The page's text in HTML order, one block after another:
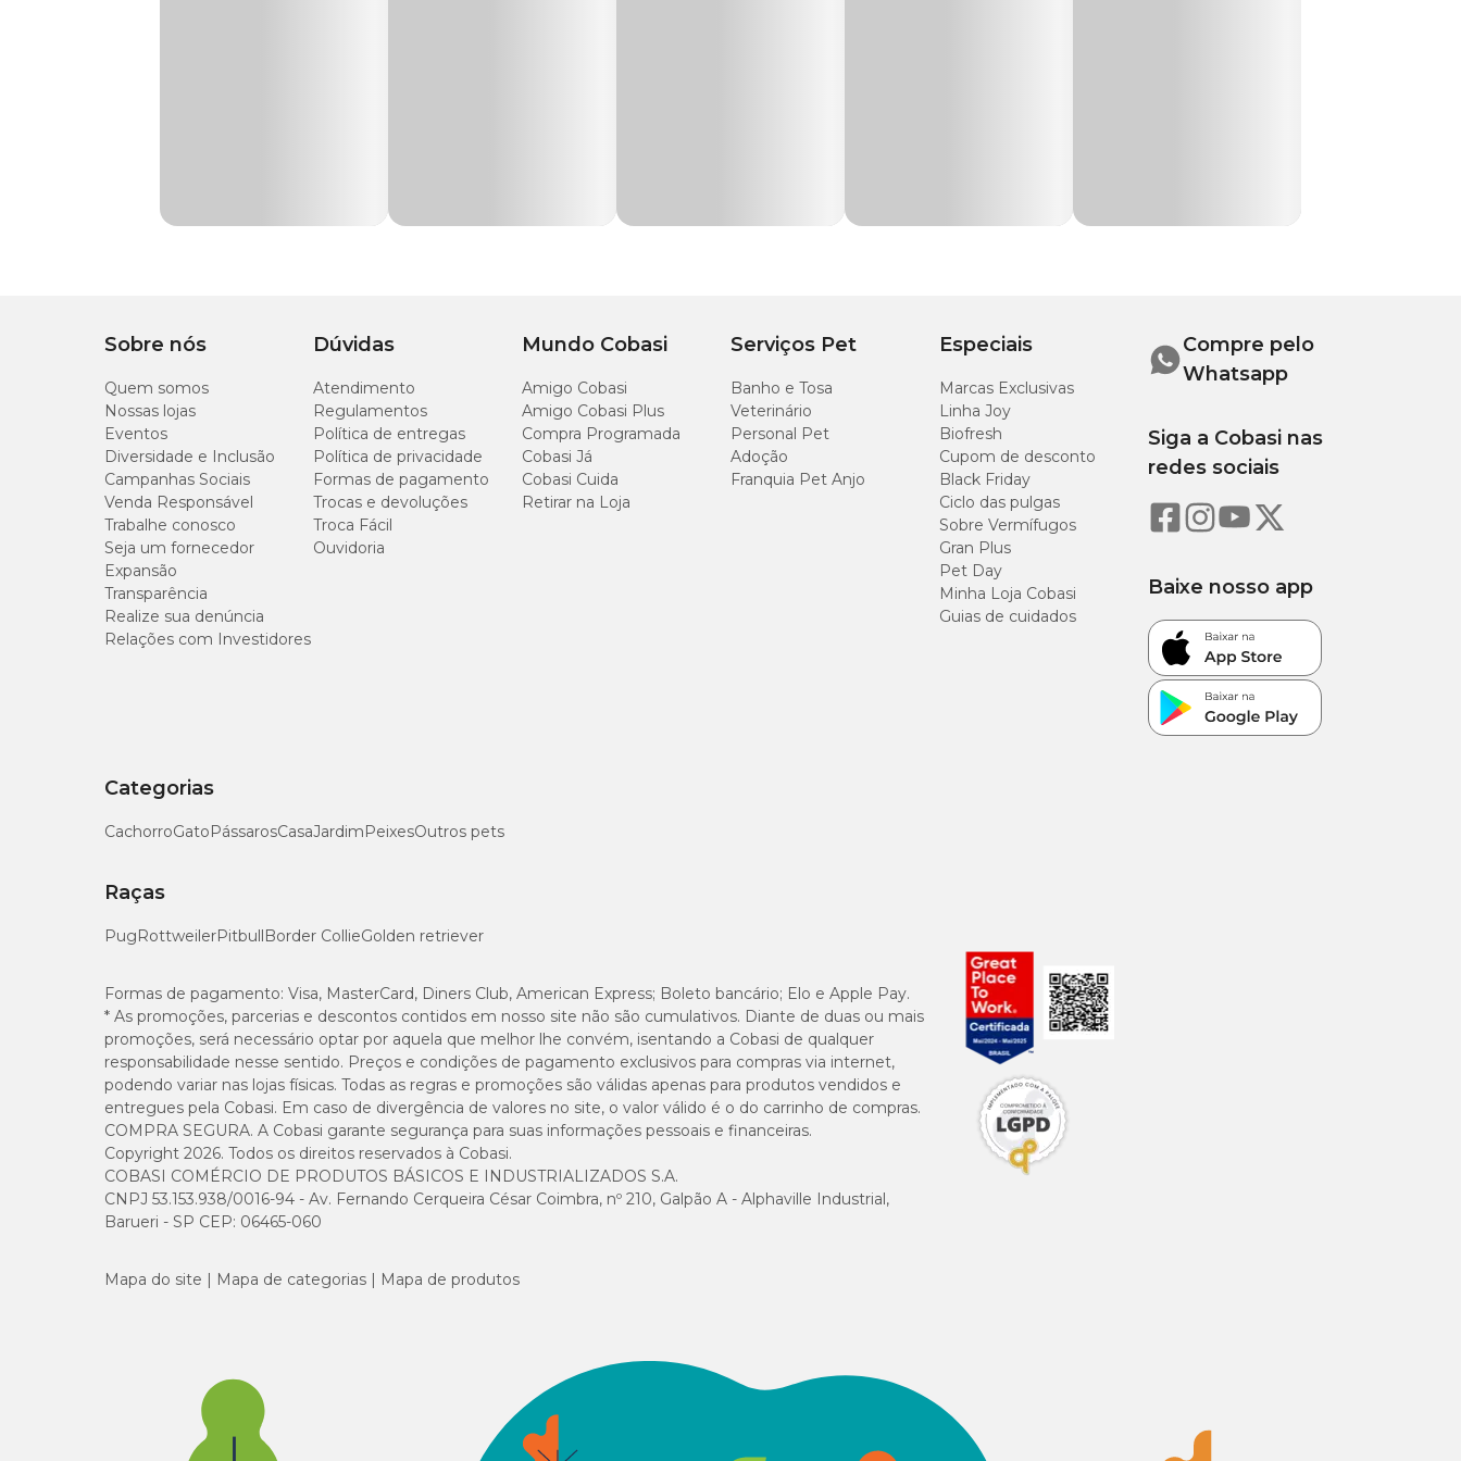
Sobre nós
Quem somos
Nossas lojas
Eventos
Diversidade e Inclusão
Campanhas Sociais
Venda Responsável
Trabalhe conosco
Seja um fornecedor
Expansão
Transparência
Realize sua denúncia
Relações com Investidores
Dúvidas
Atendimento
Regulamentos
Política de entregas
Política de privacidade
Formas de pagamento
Trocas e devoluções
Troca Fácil
Ouvidoria
Mundo Cobasi
Amigo Cobasi
Amigo Cobasi Plus
Compra Programada
Cobasi Já
Cobasi Cuida
Retirar na Loja
Serviços Pet
Banho e Tosa
Veterinário
Personal Pet
Adoção
Franquia Pet Anjo
Especiais
Marcas Exclusivas
Linha Joy
Biofresh
Cupom de desconto
Black Friday
Ciclo das pulgas
Sobre Vermífugos
Gran Plus
Pet Day
Minha Loja Cobasi
Guias de cuidados
Categorias
CachorroGatoPássarosCasaJardimPeixesOutros pets
Raças
PugRottweilerPitbullBorder CollieGolden retriever
Compre pelo
Whatsapp
Siga a Cobasi nas
redes sociais
Baixe nosso app
Formas de pagamento: Visa, MasterCard, Diners Club, American Express; Boleto bancário; Elo e Apple Pay.
* As promoções, parcerias e descontos contidos em nosso site não são cumulativos. Diante de duas ou mais
promoções, será necessário optar por aquela que melhor lhe convém, isentando a Cobasi de qualquer
responsabilidade nesse sentido. Preços e condições de pagamento exclusivos para compras via internet,
podendo variar nas lojas físicas. Todas as regras e promoções são válidas apenas para produtos vendidos e
entregues pela Cobasi. Em caso de divergência de valores no site, o valor válido é o do carrinho de compras.
COMPRA SEGURA. A Cobasi garante segurança para suas informações pessoais e financeiras.
Copyright 2026. Todos os direitos reservados à Cobasi.
COBASI COMÉRCIO DE PRODUTOS BÁSICOS E INDUSTRIALIZADOS S.A.
CNPJ 53.153.938/0016-94 - Av. Fernando Cerqueira César Coimbra, nº 210, Galpão A - Alphaville Industrial,
Barueri - SP CEP: 06465-060
Mapa do site Mapa de categorias Mapa de produtos